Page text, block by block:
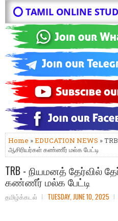
⭕ TAMIL ONLINE
Home »EDUCATION NEWS »
ஆசிரியர்கள் கண்ணீர் மல்க பேட்டி
TRB - நியமனத் தேர்வில்
கண்ணீர் மல்க பேட்டி
தமிழ்க்கடல் TUESDAY, JUNE 10, 2025